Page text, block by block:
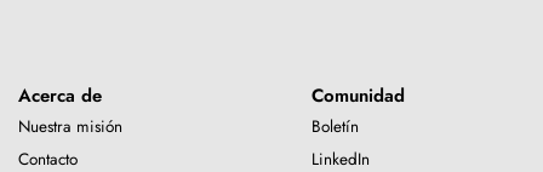
Acerca de
Nuestra misión
Contacto
Comunidad
Boletín
LinkedIn